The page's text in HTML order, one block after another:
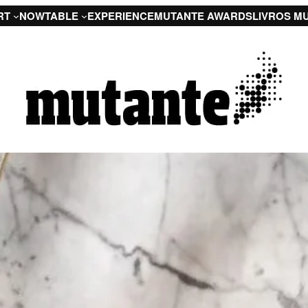
NOWTABLE EXPERIENCEMUTANTE AWARDSLIVROS